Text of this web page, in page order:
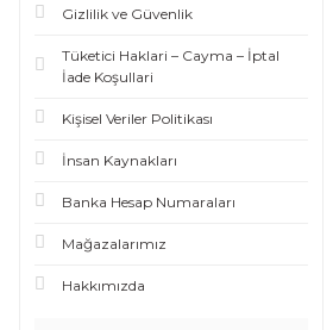
Gizlilik ve Güvenlik
Tüketici Haklari – Cayma – İptal
İade Koşullari
Kişisel Veriler Politikası
İnsan Kaynakları
Banka Hesap Numaraları
Mağazalarımız
Hakkımızda